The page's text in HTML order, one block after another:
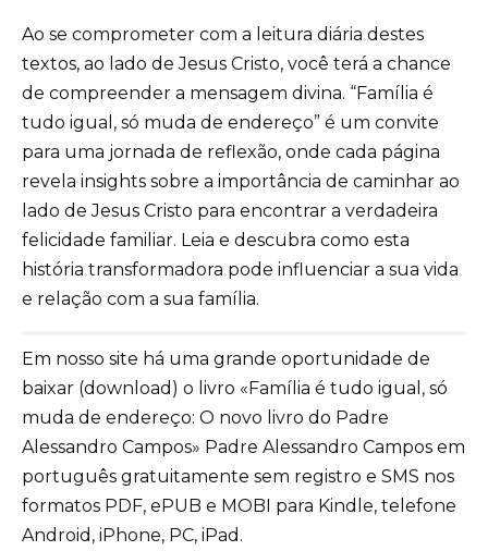
Ao se comprometer com a leitura diária destes
textos, ao lado de Jesus Cristo, você terá a chance
de compreender a mensagem divina. “Família é
tudo igual, só muda de endereço” é um convite
para uma jornada de reflexão, onde cada página
revela insights sobre a importância de caminhar ao
lado de Jesus Cristo para encontrar a verdadeira
felicidade familiar. Leia e descubra como esta
história transformadora pode influenciar a sua vida
e relação com a sua família.
Em nosso site há uma grande oportunidade de
baixar (download) o livro «Família é tudo igual, só
muda de endereço: O novo livro do Padre
Alessandro Campos» Padre Alessandro Campos em
português gratuitamente sem registro e SMS nos
formatos PDF, ePUB e MOBI para Kindle, telefone
Android, iPhone, PC, iPad.